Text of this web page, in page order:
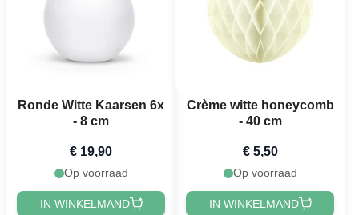
Ronde Witte Kaarsen 6x
- 8 cm
€ 19,90
Op voorraad
IN WINKELMAND
Crème witte honeycomb
- 40 cm
€ 5,50
Op voorraad
IN WINKELMAND